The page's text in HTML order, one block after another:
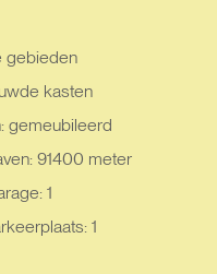
gebieden
kasten
gemeubileerd
91400 meter
1
1